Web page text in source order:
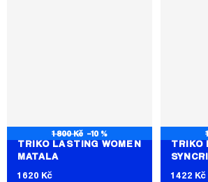
1 800 Kč –10 %
TRIKO LASTING WOMEN
MATALA
1 620 Kč
TRIKO
1 422 Kč